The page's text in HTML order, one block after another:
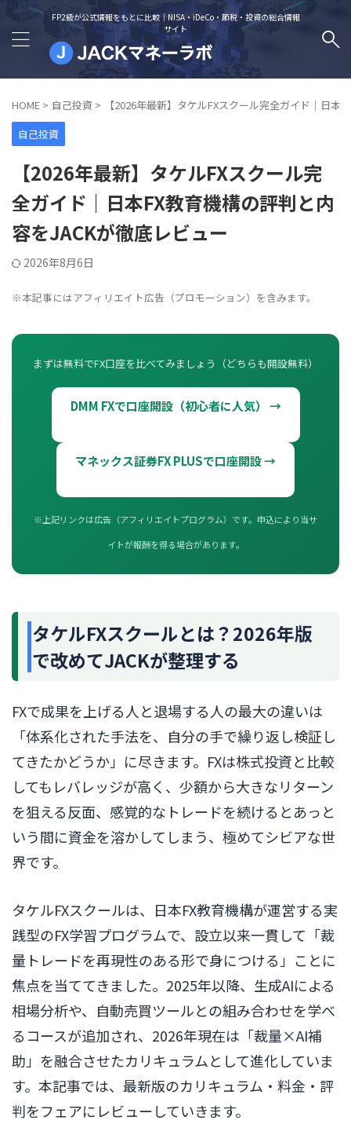
FP2級が公式情報をもとに比較｜NISA・iDeCo・節税・投資の総合情報
サイト
HOME > 自己投資 >
【2026年最新】タケルFXスクール完全ガイド｜日
自己投資
【2026年最新】タケルFXスクール完
全ガイド｜日本FX教育機構の評判と内
容をJACKが徹底レビュー
2026年8月6日
※本記事にはアフィリエイト広告（プロモーション）を含みます。
まずは無料でFX口座を比べてみましょう（どちらも開設無料）
DMM FXで口座開設（初心者に人気） →
マネックス証券FX PLUSで口座開設 →
※上記リンクは広告（アフィリエイトプログラム）です。申込により当サ
イトが報酬を得る場合があります。
タケルFXスクールとは？2026年版
で改めてJACKが整理する
FXで成果を上げる人と退場する人の最大の違いは
「体系化された手法を、自分の手で繰り返し検証し
てきたかどうか」に尽きます。FXは株式投資と比較
してもレバレッジが高く、少額から大きなリターン
を狙える反面、感覚的なトレードを続けるとあっと
いう間に資金を溶かしてしまう、極めてシビアな世
界です。
タケルFXスクールは、日本FX教育機構が運営する実
践型のFX学習プログラムで、設立以来一貫して「裁
量トレードを再現性のある形で身につける」ことに
焦点を当ててきました。2025年以降、生成AIによる
相場分析や、自動売買ツールとの組み合わせを学べ
るコースが追加され、2026年現在は「裁量×AI補
助」を融合させたカリキュラムとして進化していま
す。本記事では、最新版のカリキュラム・料金・評
判をフェアにレビューしていきます。